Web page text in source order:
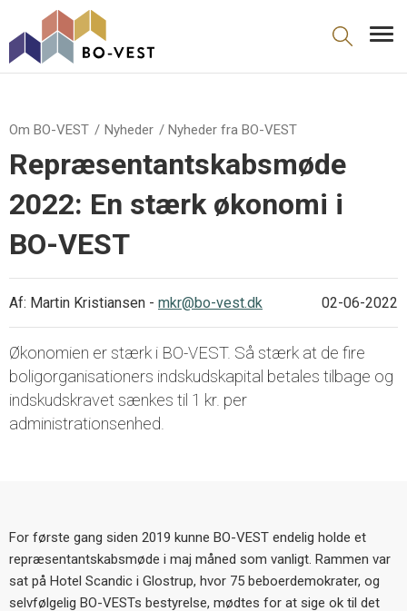
gå til indhold
Om BO-VEST Nyheder Nyheder fra BO-VEST
Repræsentantskabsmøde
2022: En stærk økonomi i
BO-VEST
02-06-2022
Af: Martin Kristiansen - mkr@bo-vest.dk
Økonomien er stærk i BO-VEST. Så stærk at de fire
boligorganisationers indskudskapital betales tilbage og
indskudskravet sænkes til 1 kr. per
administrationsenhed.
For første gang siden 2019 kunne BO-VEST endelig holde et
repræsentantskabsmøde i maj måned som vanligt. Rammen var
sat på Hotel Scandic i Glostrup, hvor 75 beboerdemokrater, og
selvfølgelig BO-VESTs bestyrelse, mødtes for at sige ok til det